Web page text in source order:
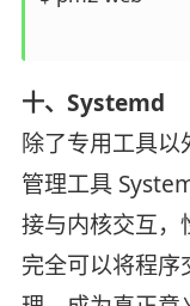
十、Systemd
除了专用工具
管理工具
接与内核交互，
完全可以将程